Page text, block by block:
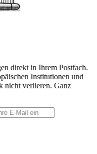
direkt in Ihrem Postfach.
Institutionen und
nicht verlieren. Ganz